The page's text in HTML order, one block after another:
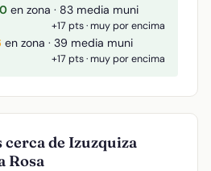
en zona · 83 media muni
+17 pts · muy por encima
en zona · 39 media muni
+17 pts · muy por encima
de Izuzquiza
Rosa